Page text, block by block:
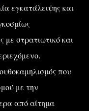
εγκατάλειψης και
με στρατιωτικό και
που
με την
από αίτημα